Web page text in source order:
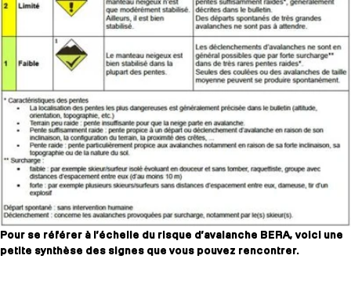
Pour se référer à l’échelle du risque d’avalanche BERA, voici une
petite synthèse des signes que vous pouvez rencontrer.